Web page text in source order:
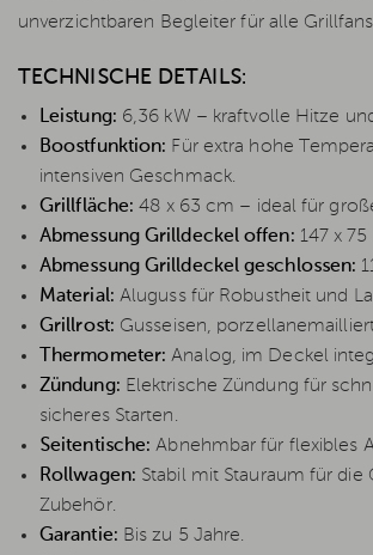
unverzichtbaren Begleiter für alle
TECHNISCHE DETAILS:
Leistung: 6,36 kW – kraftvolle Hitze
Boostfunktion: Für extra hohe
intensiven Geschmack.
Grillfläche: 48 x 63 cm – ideal für
Abmessung Grilldeckel offen: 147 x
Abmessung Grilldeckel geschlossen:
Material: Aluguss für Robustheit und
Grillrost: Gusseisen,
Thermometer: Analog, im Deckel
Zündung: Elektrische Zündung für
sicheres Starten.
Seitentische: Abnehmbar für flexibles
Rollwagen: Stabil mit Stauraum für die
Zubehör.
Garantie: Bis zu 5 Jahre.